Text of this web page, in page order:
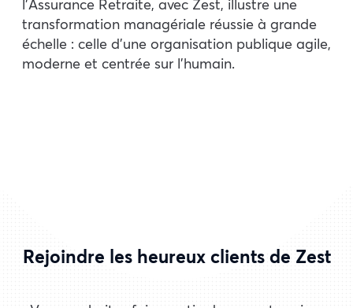
l’Assurance Retraite, avec Zest, illustre une
transformation managériale réussie à grande
échelle : celle d’une organisation publique agile,
moderne et centrée sur l’humain.
Rejoindre les heureux clients de Zest